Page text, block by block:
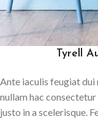
Tyrell
Ante iaculis feugiat dui
nullam hac
justo in a scelerisque.